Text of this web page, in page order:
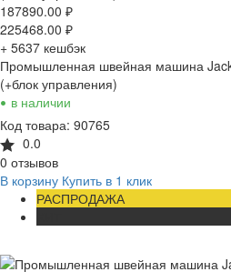
187890.00 ₽
225468.00 ₽
+ 5637 кешбэк
Промышленная швейная машина
(+блок управления)
• в наличии
Код товара: 90765
0.0
0 отзывов
В корзину Купить в 1 клик
РАСПРОДАЖА